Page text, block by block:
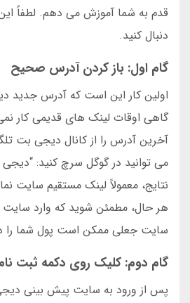
قدم به شما آموزش می دهم. لطفاً
دنبال کنید.
گام اول: باز کردن آدرس صحیح
اولین کار این است که آدرس جدید
گاهی اوقات لینک های قدیمی کار
آخرین آدرس را از کانال دیجی بت
می توانید در گوگل سرچ کنید:
نتایج، معمولاً لینک مستقیم سایت
هر حال، مطمئن شوید که وارد
سایت جعلی ممکن است پول شما را
گام دوم: کلیک روی دکمه ثبت
پس از ورود به سایت پیش بینی